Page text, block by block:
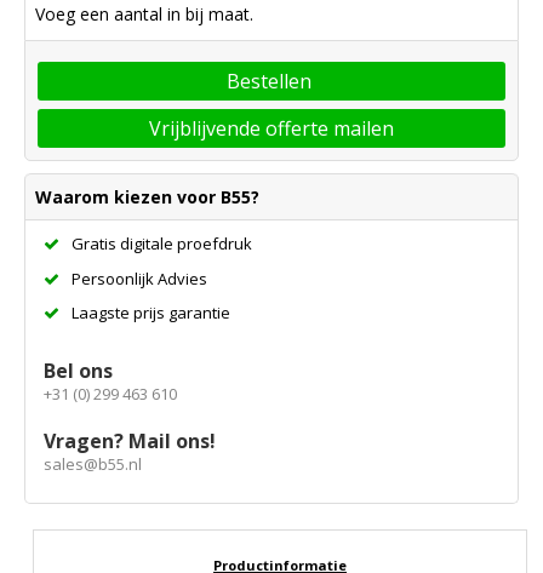
Voeg een aantal in bij maat.
Bestellen
Vrijblijvende offerte mailen
Waarom kiezen voor B55?
Gratis digitale proefdruk
Persoonlijk Advies
Laagste prijs garantie
Bel ons
+31 (0) 299 463 610
Vragen? Mail ons!
sales@b55.nl
Productinformatie